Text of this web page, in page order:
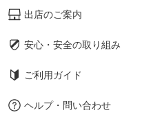
出店のご案内
安心・安全の取り組み
ご利用ガイド
ヘルプ・問い合わせ